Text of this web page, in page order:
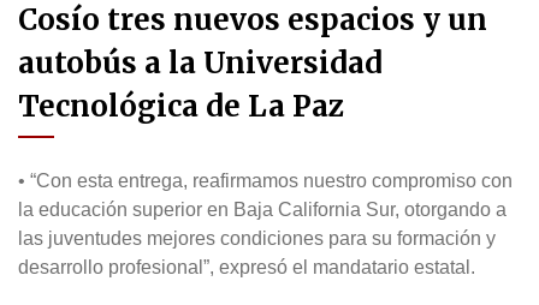
Cosío tres nuevos espacios y un
autobús a la Universidad
Tecnológica de La Paz
• “Con esta entrega, reafirmamos nuestro compromiso con
la educación superior en Baja California Sur, otorgando a
las juventudes mejores condiciones para su formación y
desarrollo profesional”, expresó el mandatario estatal.